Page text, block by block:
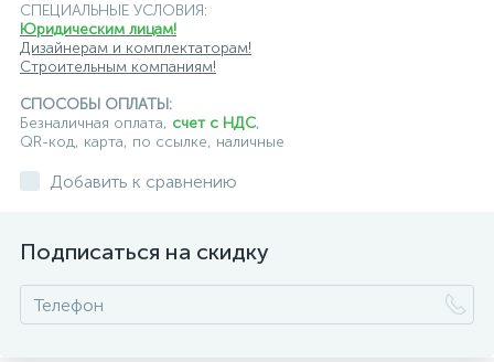
СПЕЦИАЛЬНЫЕ УСЛОВИЯ:
Юридическим лицам!
Дизайнерам и комплектаторам!
Строительным компаниям!
СПОСОБЫ ОПЛАТЫ:
Безналичная оплата, счет с НДС,
QR-код, карта, по ссылке, наличные
Добавить к сравнению
Подписаться на скидку